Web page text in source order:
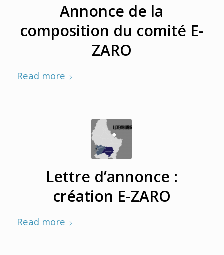
Annonce de la
composition du comité E-
ZARO
Read more
Lettre d’annonce :
création E-ZARO
Read more